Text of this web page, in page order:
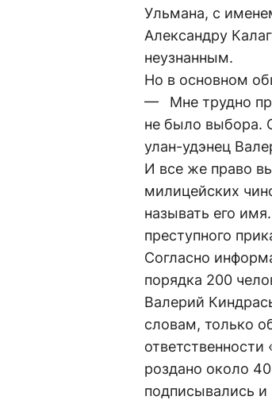
Ульмана, с
Александру
неузнанным.
Но в основном
— Мне трудно
не было выбора.
улан-удэнец
И все же право
милицейских
называть его
преступного
Согласно
порядка 200
Валерий
словам, только
роздано около
подписывались